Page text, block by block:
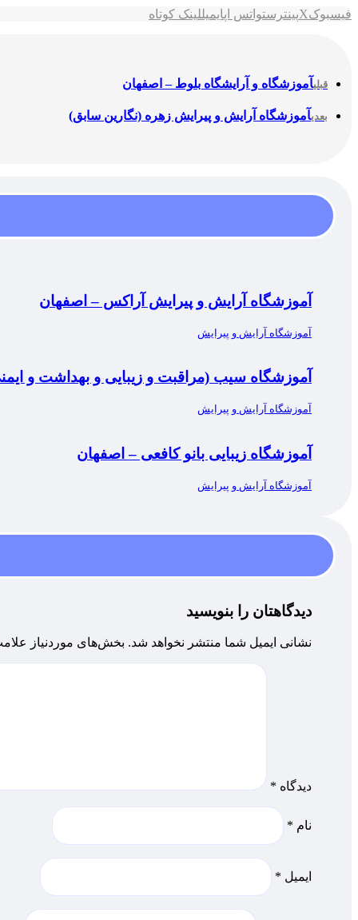
فیسبوکXپینترستواتس اپایمیللینک کوتاه
قبلیآموزشگاه و آرایشگاه بلوط – اصفهان
بعدیآموزشگاه آرایش و پیرایش زهره (نگارین سابق)
آموزشگاه آرایش و پیرایش آراکس – اصفهان
آموزشگاه آرایش و پیرایش
آموزشگاه سیب (مراقبت و زیبایی و بهداشت و
آموزشگاه آرایش و پیرایش
آموزشگاه زیبایی بانو کافعی – اصفهان
آموزشگاه آرایش و پیرایش
دیدگاهتان را بنویسید
نشانی ایمیل شما منتشر نخواهد شد. بخش‌های موردنیاز
دیدگاه *
نام *
ایمیل *